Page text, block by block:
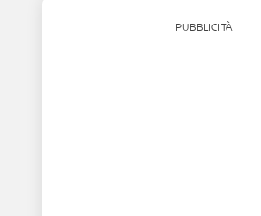
PUBBLICITÀ